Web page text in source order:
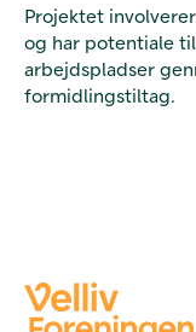
Projektet
og har potentiale
arbejdspladser
formidlingstiltag.